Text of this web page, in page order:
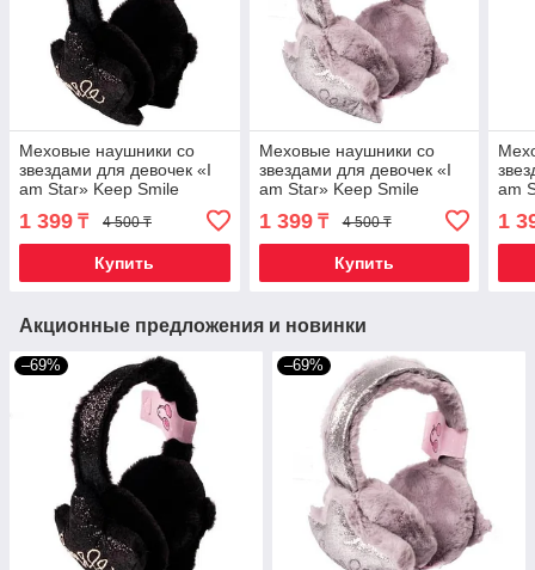
Меховые наушники со
звездами для девочек «I
am Star» Keep Smile
(Черный)
1 399 ₸ 4 500 ₸
Купить
Меховые наушники со
звездами для девочек «I
am Star» Keep Smile
(Серый)
1 399₸ 4 500 ₸
Купить
am
1
Акционные предложения и новинки
–69% –69%